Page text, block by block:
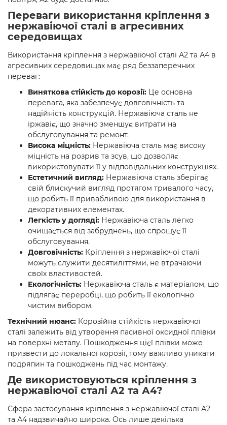
Переваги використання кріплення з
нержавіючої сталі в агресивних
середовищах
Використання кріплення з нержавіючої сталі А2 та А4 в
агресивних середовищах має ряд беззаперечних
переваг:
Виняткова стійкість до корозії: Це основна
перевага, яка забезпечує довговічність та
надійність конструкцій. Нержавіюча сталь не
іржавіє, що значно зменшує витрати на
обслуговування та ремонт.
Висока міцність: Нержавіюча сталь має високу
міцність на розрив та зсув, що дозволяє
використовувати її у відповідальних конструкціях.
Естетичний вигляд: Нержавіюча сталь зберігає
свій блискучий вигляд протягом тривалого часу,
що робить її привабливою для використання в
декоративних елементах.
Легкість у догляді: Нержавіюча сталь легко
очищається від забруднень, що спрощує її
обслуговування.
Довговічність: Кріплення з нержавіючої сталі
можуть служити десятиліттями, не втрачаючи
своїх властивостей.
Екологічність: Нержавіюча сталь є матеріалом, що
підлягає переробці, що робить її екологічно
чистим вибором.
Технічний нюанс: Корозійна стійкість нержавіючої
сталі залежить від утворення пасивної оксидної плівки
на поверхні металу. Пошкодження цієї плівки може
призвести до локальної корозії, тому важливо уникати
подряпин та пошкоджень під час монтажу.
Де використовуються кріплення з
нержавіючої сталі А2 та А4?
Сфера застосування кріплення з нержавіючої сталі А2
та А4 надзвичайно широка. Ось лише декілька